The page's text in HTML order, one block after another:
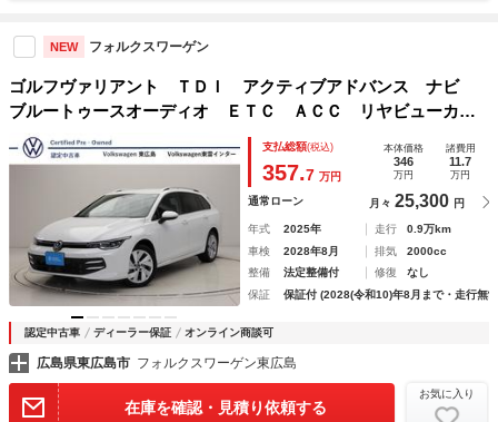
NEW フォルクスワーゲン
ゴルフヴァリアント ＴＤＩ アクティブアドバンス ナビ
ブルートゥースオーディオ ＥＴＣ ＡＣＣ リヤビューカメ
ラ 障害物センサー デジタルメーター パワーテールゲー
ト シートヒーター ＩＱ．ライト ３ゾーンフルオートエア
支払総額(税込)
357.7 万円
本体価格
346
万円
諸費用
11.7
万円
通常ローン 月々 25,300 円
年式 2025年 走行
0.9万km
車検
2028年8月 排気
2000cc
整備
法定整備付 修復
なし
保証
保証付 (2028(令和10)年8月まで・走行無
認定中古車 ディーラー保証 オンライン商談可
広島県東広島市 フォルクスワーゲン東広島
在庫を確認・見積り依頼する
お気に入り